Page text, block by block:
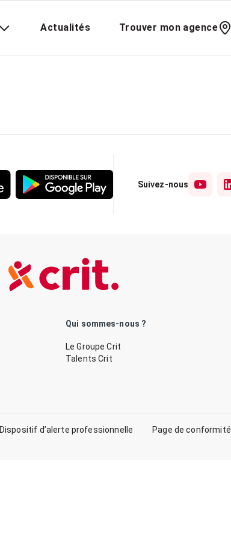
Actualités Trouver mon agence
Suivez-nous
Qui sommes-nous ?
Le Groupe Crit
Talents Crit
Dispositif d’alerte professionnelle Page de conformité